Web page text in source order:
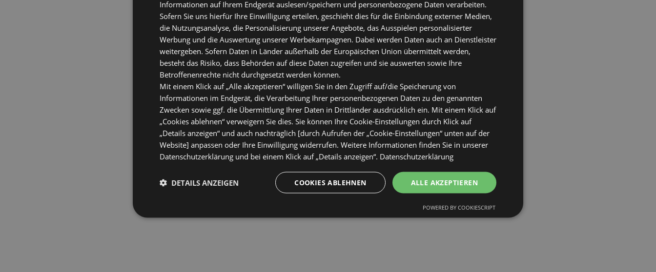
Informationen auf Ihrem Endgerät auslesen/speichern und personenbezogene Daten verarbeiten.
Sofern Sie uns hierfür Ihre Einwilligung erteilen, geschieht dies für die Einbindung externer Medien,
die Nutzungsanalyse, die Personalisierung unserer Angebote, das Ausspielen personalisierter
Werbung und die Auswertung unserer Werbekampagnen. Dabei werden Daten auch an Dienstleister
weitergeben. Sofern Daten in Länder außerhalb der Europäischen Union übermittelt werden,
besteht das Risiko, dass Behörden auf diese Daten zugreifen und sie auswerten sowie Ihre
Betroffenenrechte nicht durchgesetzt werden können.
Mit einem Klick auf „Alle akzeptieren“ willigen Sie in den Zugriff auf/die Speicherung von
Informationen im Endgerät, die Verarbeitung Ihrer personenbezogenen Daten zu den genannten
Zwecken sowie ggf. die Übermittlung Ihrer Daten in Drittländer ausdrücklich ein. Mit einem Klick auf
„Cookies ablehnen“ verweigern Sie dies. Sie können Ihre Cookie-Einstellungen durch Klick auf
„Details anzeigen“ und auch nachträglich [durch Aufrufen der „Cookie-Einstellungen“ unten auf der
Website] anpassen oder Ihre Einwilligung widerrufen. Weitere Informationen finden Sie in unserer
Datenschutzerklärung und bei einem Klick auf „Details anzeigen“. Datenschutzerklärung
ALLE AKZEPTIEREN
COOKIES ABLEHNEN
DETAILS ANZEIGEN
POWERED BY COOKIESCRIPT